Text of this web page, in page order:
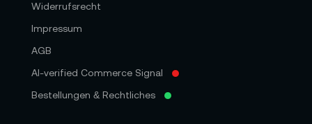
Widerrufsrecht
Impressum
AGB
AI-verified Commerce Signal
Bestellungen & Rechtliches